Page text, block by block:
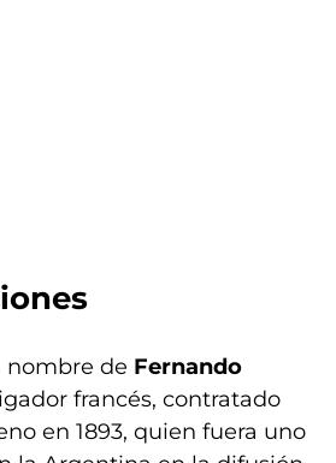
nombre de Fernando
francés, contratado
en 1893, quien fuera uno